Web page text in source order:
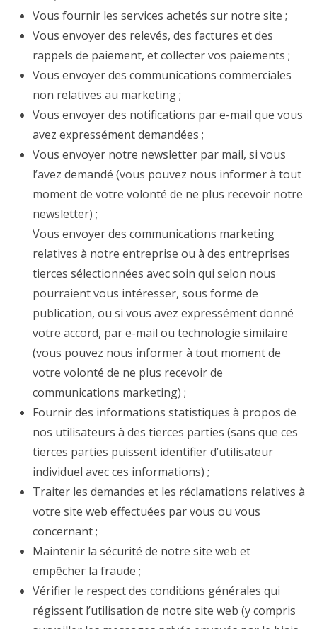
Vous fournir les services achetés sur notre site ;
Vous envoyer des relevés, des factures et des
rappels de paiement, et collecter vos paiements ;
Vous envoyer des communications commerciales
non relatives au marketing ;
Vous envoyer des notifications par e-mail que vous
avez expressément demandées ;
Vous envoyer notre newsletter par mail, si vous
l’avez demandé (vous pouvez nous informer à tout
moment de votre volonté de ne plus recevoir notre
newsletter) ;
Vous envoyer des communications marketing
relatives à notre entreprise ou à des entreprises
tierces sélectionnées avec soin qui selon nous
pourraient vous intéresser, sous forme de
publication, ou si vous avez expressément donné
votre accord, par e-mail ou technologie similaire
(vous pouvez nous informer à tout moment de
votre volonté de ne plus recevoir de
communications marketing) ;
Fournir des informations statistiques à propos de
nos utilisateurs à des tierces parties (sans que ces
tierces parties puissent identifier d’utilisateur
individuel avec ces informations) ;
Traiter les demandes et les réclamations relatives à
votre site web effectuées par vous ou vous
concernant ;
Maintenir la sécurité de notre site web et
empêcher la fraude ;
Vérifier le respect des conditions générales qui
régissent l’utilisation de notre site web (y compris